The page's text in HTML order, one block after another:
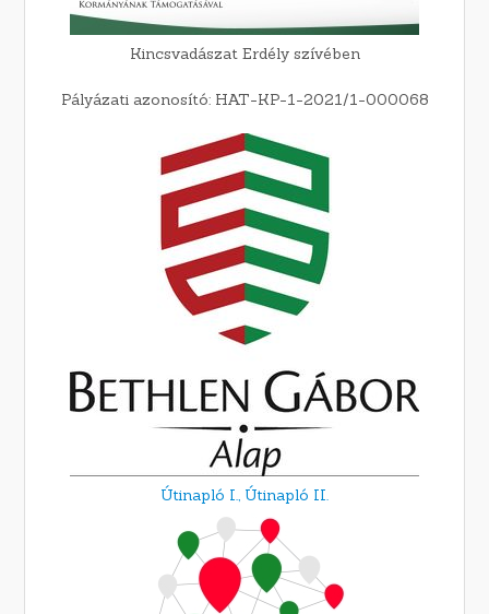
Kincsvadászat Erdély szívében
Pályázati azonosító: HAT-KP-1-2021/1-000068
Útinapló I., Útinapló II.